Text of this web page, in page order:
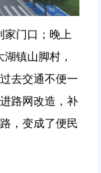
门口；晚上
镇山脚村，
去交通不便一
路网改造，补
，变成了便民